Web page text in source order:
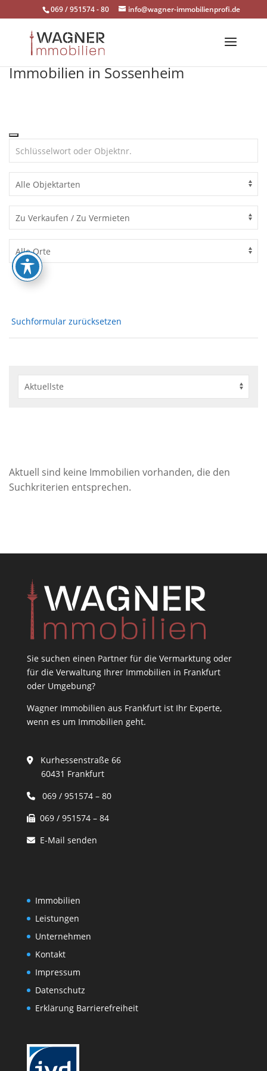
to
content
069 / 951574 - 80 info@wagner-immobilienprofi.de
Immobilien in Sossenheim
Suchformular zurücksetzen
Aktuell sind keine Immobilien vorhanden, die den
Suchkriterien entsprechen.
Sie suchen einen Partner für die Vermarktung oder
für die Verwaltung Ihrer Immobilien in Frankfurt
oder Umgebung?
Wagner Immobilien aus Frankfurt ist Ihr Experte,
wenn es um Immobilien geht.
Kurhessenstraße 66
60431 Frankfurt
069 / 951574 – 80
069 / 951574 – 84
E-Mail senden
Immobilien
Leistungen
Unternehmen
Kontakt
Impressum
Datenschutz
Erklärung Barrierefreiheit